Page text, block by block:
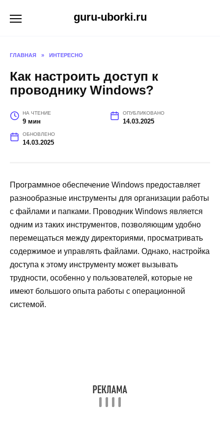
guru-uborki.ru
ГЛАВНАЯ » ИНТЕРЕСНО
Как настроить доступ к
проводнику Windows?
НА ЧТЕНИЕ
9 мин
ОПУБЛИКОВАНО
14.03.2025
ОБНОВЛЕНО
14.03.2025
Программное обеспечение Windows предоставляет
разнообразные инструменты для организации работы
с файлами и папками. Проводник Windows является
одним из таких инструментов, позволяющим удобно
перемещаться между директориями, просматривать
содержимое и управлять файлами. Однако, настройка
доступа к этому инструменту может вызывать
трудности, особенно у пользователей, которые не
имеют большого опыта работы с операционной
системой.